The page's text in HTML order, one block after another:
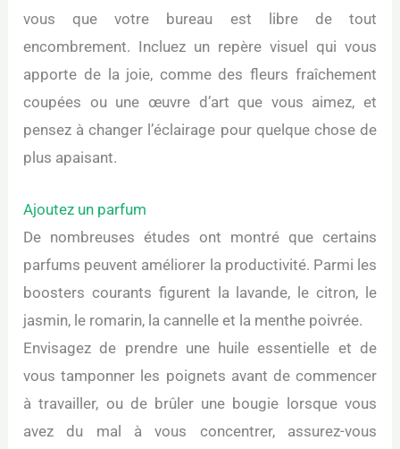
vous que votre bureau est libre de tout
encombrement. Incluez un repère visuel qui vous
apporte de la joie, comme des fleurs fraîchement
coupées ou une œuvre d’art que vous aimez, et
pensez à changer l’éclairage pour quelque chose de
plus apaisant.
Ajoutez un parfum
De nombreuses études ont montré que certains
parfums peuvent améliorer la productivité. Parmi les
boosters courants figurent la lavande, le citron, le
jasmin, le romarin, la cannelle et la menthe poivrée.
Envisagez de prendre une huile essentielle et de
vous tamponner les poignets avant de commencer
à travailler, ou de brûler une bougie lorsque vous
avez du mal à vous concentrer, assurez-vous